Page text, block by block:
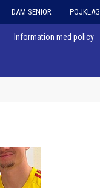
DAM SENIOR POJKLAG
Information med policy